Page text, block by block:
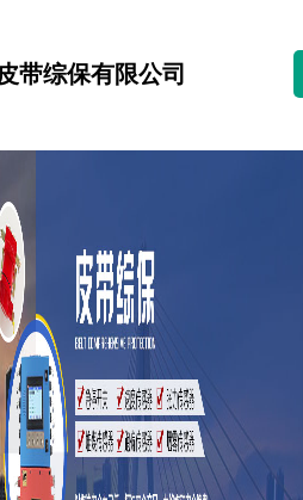
带综保有限公司